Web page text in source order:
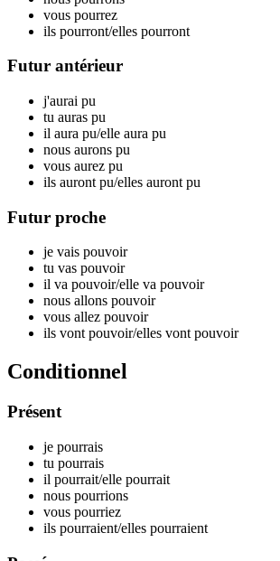
vous pourrez
ils pourront/elles pourront
Futur antérieur
j'aurai pu
tu auras pu
il aura pu/elle aura pu
nous aurons pu
vous aurez pu
ils auront pu/elles auront pu
Futur proche
je vais pouvoir
tu vas pouvoir
il va pouvoir/elle va pouvoir
nous allons pouvoir
vous allez pouvoir
ils vont pouvoir/elles vont pouvoir
Conditionnel
Présent
je pourrais
tu pourrais
il pourrait/elle pourrait
nous pourrions
vous pourriez
ils pourraient/elles pourraient